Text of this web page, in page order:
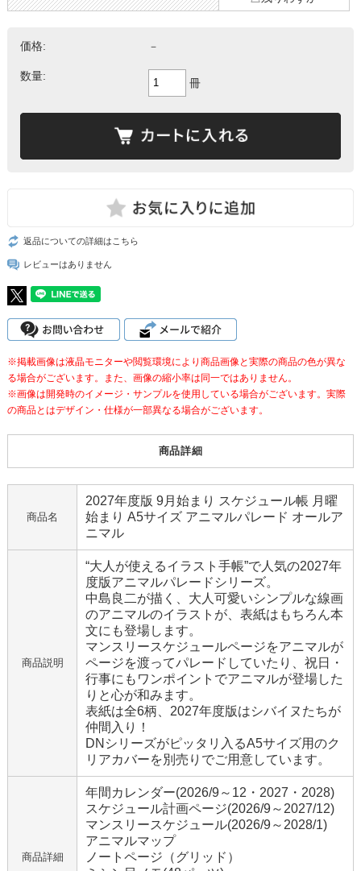
価格: －
数量:
冊
返品についての詳細はこちら
レビューはありません
※掲載画像は液晶モニターや閲覧環境により商品画像と実際の商品の色が異な
る場合がございます。また、画像の縮小率は同一ではありません。
※画像は開発時のイメージ・サンプルを使用している場合がございます。実際
の商品とはデザイン・仕様が一部異なる場合がございます。
商品詳細
商品名
2027年度版 9月始まり スケジュール帳 月曜
始まり A5サイズ アニマルパレード オールア
ニマル
商品説明
“大人が使えるイラスト手帳”で人気の2027年
度版アニマルパレードシリーズ。
中島良二が描く、大人可愛いシンプルな線画
のアニマルのイラストが、表紙はもちろん本
文にも登場します。
マンスリースケジュールページをアニマルが
ページを渡ってパレードしていたり、祝日・
行事にもワンポイントでアニマルが登場した
りと心が和みます。
表紙は全6柄、2027年度版はシバイヌたちが
仲間入り！
DNシリーズがピッタリ入るA5サイズ用のク
リアカバーを別売りでご用意しています。
商品詳細
年間カレンダー(2026/9～12・2027・2028)
スケジュール計画ページ(2026/9～2027/12)
マンスリースケジュール(2026/9～2028/1)
アニマルマップ
ノートページ（グリッド）